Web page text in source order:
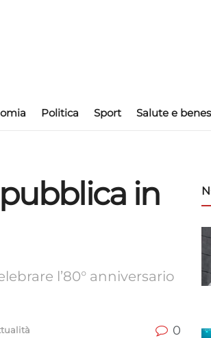
Politica Sport Salute e
in
l’80° anniversario
0